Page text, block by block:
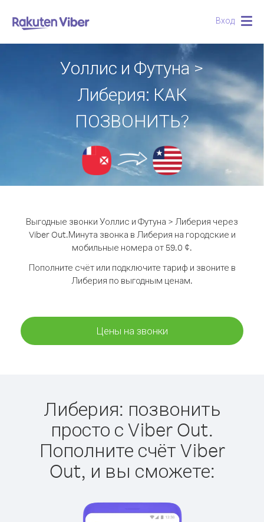
Вход
Уоллис и Футуна >
Либерия: КАК
ПОЗВОНИТЬ?
Выгодные звонки Уоллис и Футуна > Либерия через
Viber Out.Минута звонка в Либерия на городские и
мобильные номера от 59.0 ¢.
Пополните счёт или подключите тариф и звоните в
Либерия по выгодным ценам.
Цены на звонки
Либерия: позвонить
просто с Viber Out.
Пополните счёт Viber
Out, и вы сможете: